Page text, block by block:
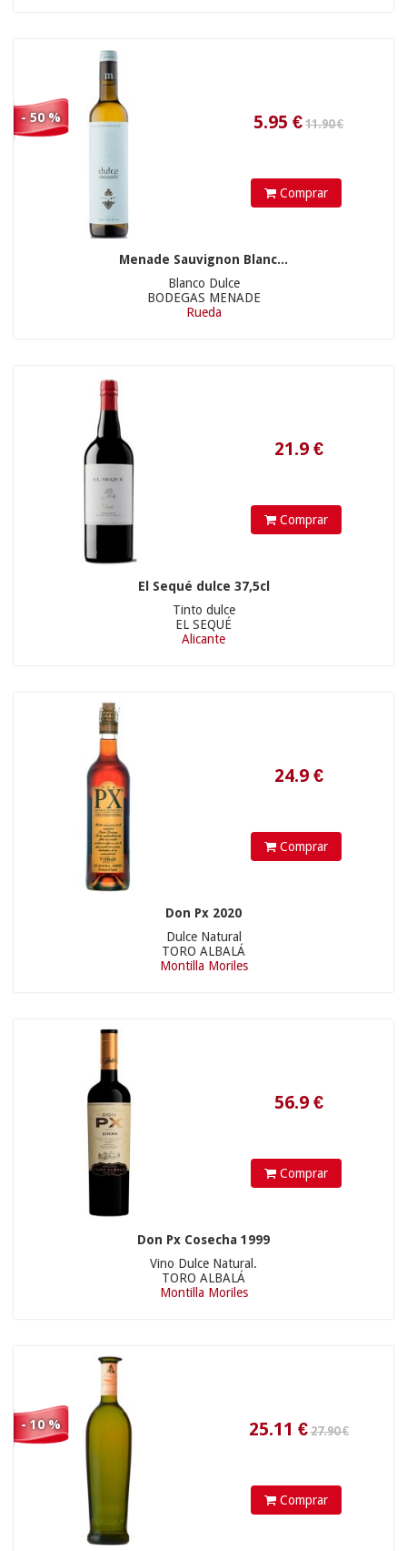
- 50 %
Comprar
Menade Sauvignon Blanc...
Blanco Dulce
BODEGAS MENADE
Rueda
Comprar
El Sequé dulce 37,5cl
Tinto dulce
EL SEQUÉ
Alicante
Comprar
Don Px 2020
Dulce Natural
TORO ALBALÁ
Montilla Moriles
56.9€
Comprar
Don Px Cosecha 1999
Vino Dulce Natural.
TORO ALBALÁ
Montilla Moriles
- 10 %
Comprar
26.5 €